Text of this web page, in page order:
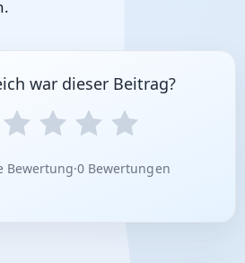
war dieser Beitrag?
Bewertung·0 Bewertungen